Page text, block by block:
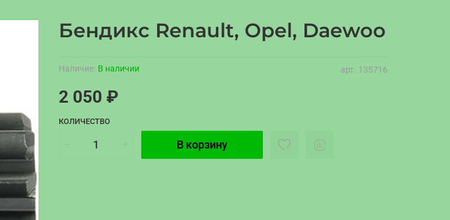
арт. 135716
Наличие: В наличии
Бендикс Renault, Opel, Daewoo
2 050 ₽
КОЛИЧЕСТВО
В корзину